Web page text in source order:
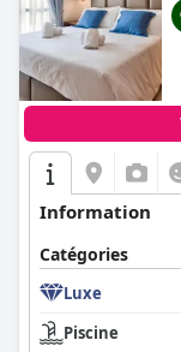
Information
Catégories
Luxe
Piscine